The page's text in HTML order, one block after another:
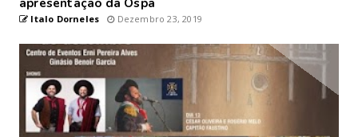
apresentação da Ospa
Italo Dorneles Dezembro 23, 2019